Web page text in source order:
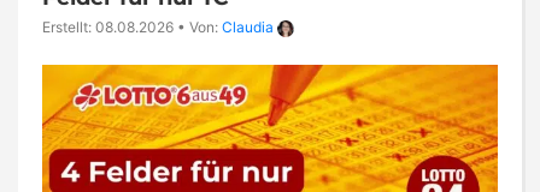
Erstellt: 08.08.2026 • Von: Claudia